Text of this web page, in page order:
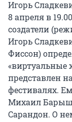
Игорь
8 апреля в
создатели
Игорь
Фиссон)
«виртуальные
представлен
фестивалях.
Михаил
Сарандон. О